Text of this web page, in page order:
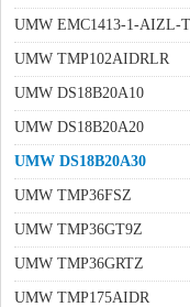
UMW EMC1413-1-AIZL-
UMW TMP102AIDRLR
UMW DS18B20A10
UMW DS18B20A20
UMW DS18B20A30
UMW TMP36FSZ
UMW TMP36GT9Z
UMW TMP36GRTZ
UMW TMP175AIDR